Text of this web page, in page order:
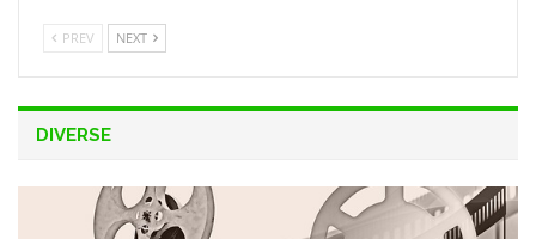
PREV NEXT
DIVERSE